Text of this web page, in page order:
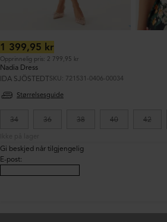
Ordinær
pris:
1 399,95 kr
Opprinnelig pris: 2 799,95 kr
Nadia Dress
IDA SJÖSTEDTSKU: 721531-0406-00034
Størrelsesguide
34 36 38 40 42
Gi beskjed når tilgjengelig
E-post: